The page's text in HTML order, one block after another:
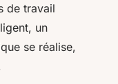
de travail
un
se réalise,